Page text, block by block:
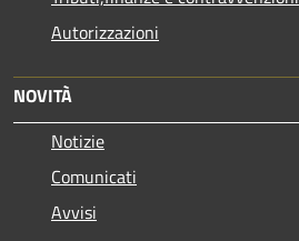
Autorizzazioni
NOVITÀ
Notizie
Comunicati
Avvisi